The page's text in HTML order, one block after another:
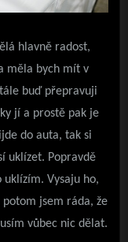
hlavně radost,
měla bych mít v
buď přepravuji
jí a prostě pak je
do auta, tak si
uklízet. Popravdě
uklízím. Vysaju ho,
jsem ráda, že
vůbec nic dělat.